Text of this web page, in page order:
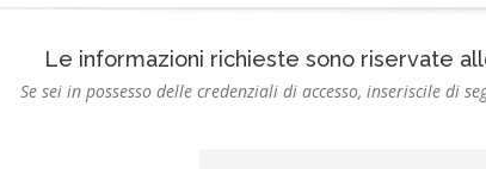
Le informazioni richieste sono riservate
Se sei in possesso delle credenziali di accesso, inseriscile di